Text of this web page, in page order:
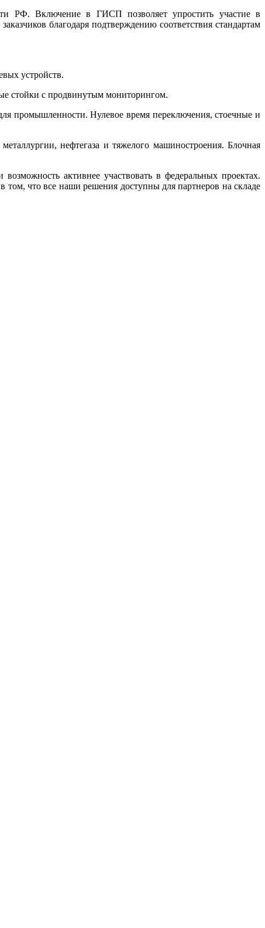
РФ. Включение в ГИСП позволяет упростить участие в
благодаря подтверждению соответствия стандартам
устройств.
стойки с продвинутым мониторингом.
промышленности. Нулевое время переключения, стоечные и
нефтегаза и тяжелого машиностроения. Блочная
активнее участвовать в федеральных проектах.
том, что все наши решения доступны для партнеров на складе